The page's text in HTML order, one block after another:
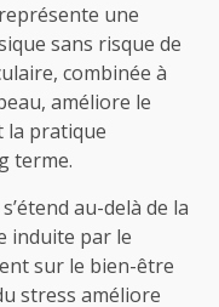
une
sans risque de
combinée à
améliore le
la pratique
terme.
au-delà de la
induite par le
sur le bien-être
stress améliore